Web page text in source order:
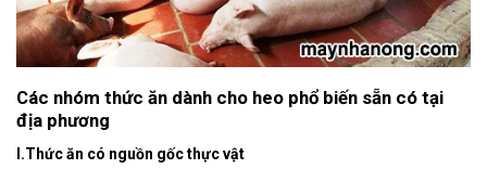
Các nhóm thức ăn dành cho heo phổ biến sẵn có tại
địa phương
I.Thức ăn có nguồn gốc thực vật